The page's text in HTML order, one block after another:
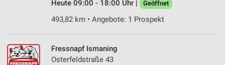
Heute 09:00 - 18:00 Uhr |
Geöffnet
493,82 km • Angebote: 1 Prospekt
Fressnapf Ismaning
Osterfeldstraße 43